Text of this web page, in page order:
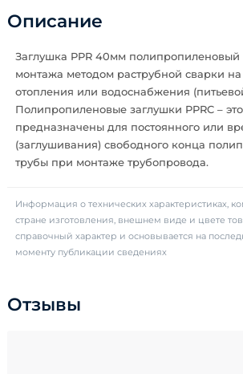
Описание
Заглушка PPR 40мм полипропиленовый
монтажа методом раструбной сварки на
отопления или водоснабжения
Полипропиленовые заглушки PPRC –
предназначены для постоянного или
(заглушивания) свободного конца
трубы при монтаже трубопровода.
Информация о технических характеристиках,
стране изготовления, внешнем виде и цвете
справочный характер и основывается на
моменту публикации сведениях
Отзывы